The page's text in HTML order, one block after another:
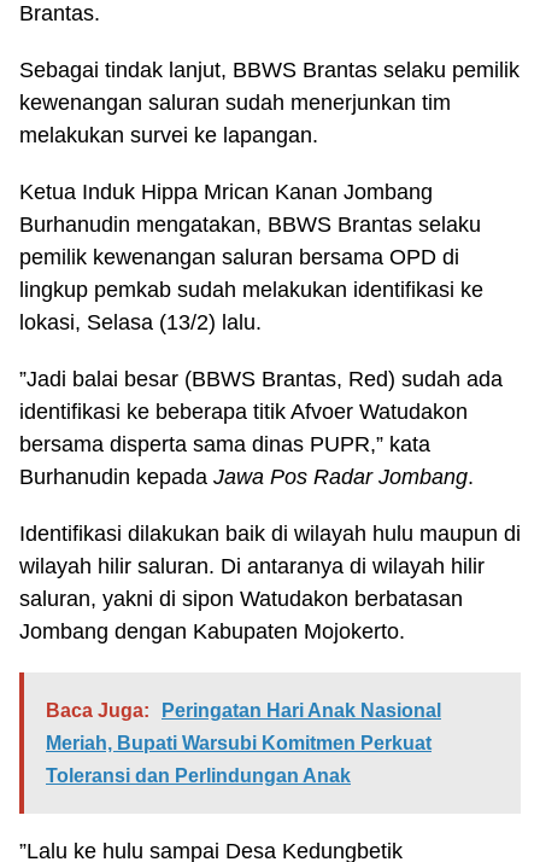
Brantas.
Sebagai tindak lanjut, BBWS Brantas selaku pemilik
kewenangan saluran sudah menerjunkan tim
melakukan survei ke lapangan.
Ketua Induk Hippa Mrican Kanan Jombang
Burhanudin mengatakan, BBWS Brantas selaku
pemilik kewenangan saluran bersama OPD di
lingkup pemkab sudah melakukan identifikasi ke
lokasi, Selasa (13/2) lalu.
”Jadi balai besar (BBWS Brantas, Red) sudah ada
identifikasi ke beberapa titik Afvoer Watudakon
bersama disperta sama dinas PUPR,” kata
Burhanudin kepada Jawa Pos Radar Jombang.
Identifikasi dilakukan baik di wilayah hulu maupun di
wilayah hilir saluran. Di antaranya di wilayah hilir
saluran, yakni di sipon Watudakon berbatasan
Jombang dengan Kabupaten Mojokerto.
Baca Juga:
Peringatan Hari Anak Nasional
Meriah, Bupati Warsubi Komitmen Perkuat
Toleransi dan Perlindungan Anak
”Lalu ke hulu sampai Desa Kedungbetik